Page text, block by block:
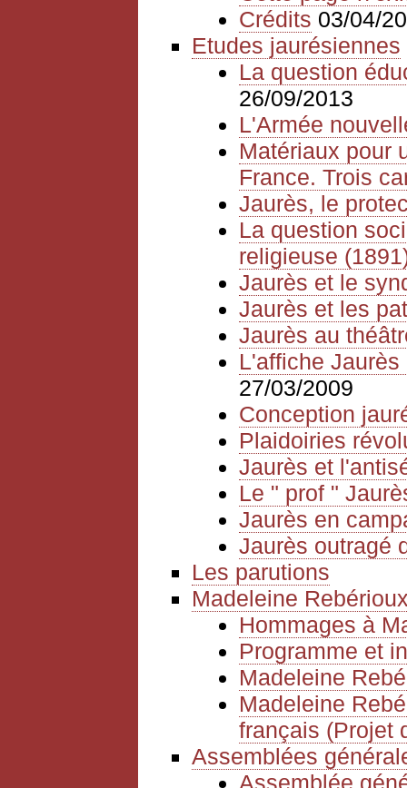
Crédits 03/04/
Etudes jaurésiennes
La question
26/09/2013
L'Armée
Matériaux pour
France. Trois
Jaurès, le
La question
religieuse
Jaurès et le
Jaurès et les
Jaurès au
L'affiche
27/03/2009
Conception
Plaidoiries
Jaurès et
Le " prof "
Jaurès en
Jaurès outragé
Les parutions
Madeleine
Hommages à
Programme et
Madeleine
Madeleine
français (Projet
Assemblées
Assemblée